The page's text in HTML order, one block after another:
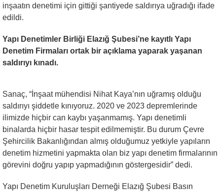
inşaatın denetimi için gittiği şantiyede saldırıya uğradığı ifade
edildi.
Yapı Denetimler Birliği Elazığ Şubesi’ne kayıtlı Yapı
Denetim Firmaları ortak bir açıklama yaparak yaşanan
saldırıyı kınadı.
Sanaç, “İnşaat mühendisi Nihat Kaya’nın uğramış olduğu
saldırıyı şiddetle kınıyoruz. 2020 ve 2023 depremlerinde
ilimizde hiçbir can kaybı yaşanmamış. Yapı denetimli
binalarda hiçbir hasar tespit edilmemiştir. Bu durum Çevre
Şehircilik Bakanlığından almış olduğumuz yetkiyle yapıların
denetim hizmetini yapmakta olan biz yapı denetim firmalarının
görevini doğru yapıp yapmadığının göstergesidir” dedi.
Yapı Denetim Kuruluşları Derneği Elazığ Şubesi Basın